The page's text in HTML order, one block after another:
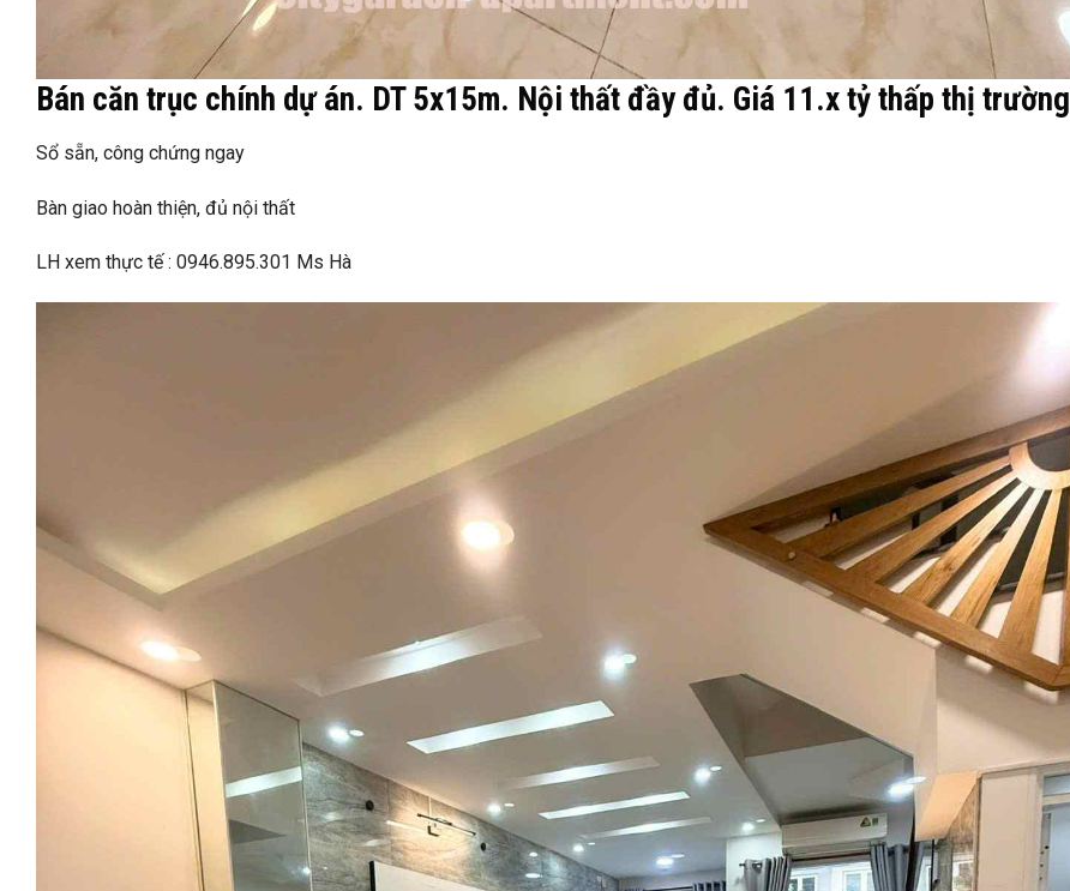
Bán căn trục chính dự án. DT 5x15m. Nội thất đầy đủ. Giá 11.x tỷ thấp thị trường
Sổ sẵn, công chứng ngay
Bàn giao hoàn thiện, đủ nội thất
LH xem thực tế : 0946.895.301 Ms Hà